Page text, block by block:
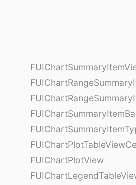
FUIChartPlotView